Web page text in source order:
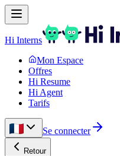
Hi Interns
Mon Espace
Offres
Hi Resume
Hi Agent
Tarifs
Se connecter
Retour